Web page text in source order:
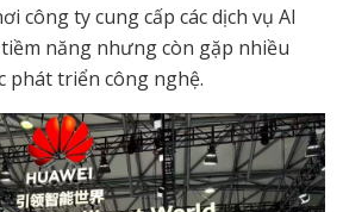
công ty cung cấp các dịch vụ AI
tiềm năng nhưng còn gặp nhiều
phát triển công nghệ.